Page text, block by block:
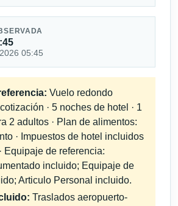
05:45
Vuelo redondo
· 5 noches de hotel · 1
2 adultos · Plan de alimentos:
· Impuestos de hotel incluidos
Equipaje de referencia:
incluido; Equipaje de
Articulo Personal incluido.
Traslados aeropuerto-